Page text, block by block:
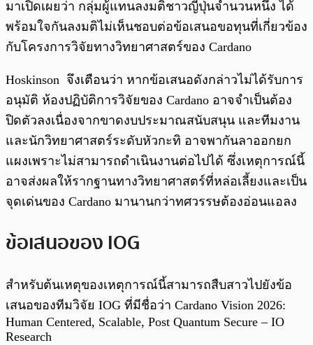
มาเปิดเผยว่า กลุ่มผู้แทนลงมติชาวญี่ปุ่นจำนวนหนึ่ง ได้
พร้อมใจกันลงมติไม่เห็นชอบต่อข้อเสนอขอทุนที่เกี่ยวข้อง
กับโครงการวิจัยทางวิทยาศาสตร์ของ Cardano
Hoskinson จึงเตือนว่า หากข้อเสนอดังกล่าวไม่ได้รับการ
อนุมัติ ห้องปฏิบัติการวิจัยของ Cardano อาจจำเป็นต้อง
ปิดตัวลงเนื่องจากขาดงบประมาณสนับสนุน และทีมงาน
และนักวิทยาศาสตร์ระดับหัวกะทิ อาจพากันลาออกยก
แผงเพราะไม่สามารถดำเนินงานต่อไปได้ ซึ่งเหตุการณ์นี้
อาจส่งผลให้รากฐานทางวิทยาศาสตร์ที่หล่อเลี้ยงและเป็น
จุดเด่นของ Cardano มานานกว่าทศวรรษต้องอ่อนแอลง
ข้อเสนอของ IOG
สำหรับต้นเหตุของเหตุการณ์นี้สามารถสืบสาวไปยังข้อ
เสนอของทีมวิจัย IOG ที่มีชื่อว่า Cardano Vision 2026:
Human Centered, Scalable, Post Quantum Secure – IO
Research